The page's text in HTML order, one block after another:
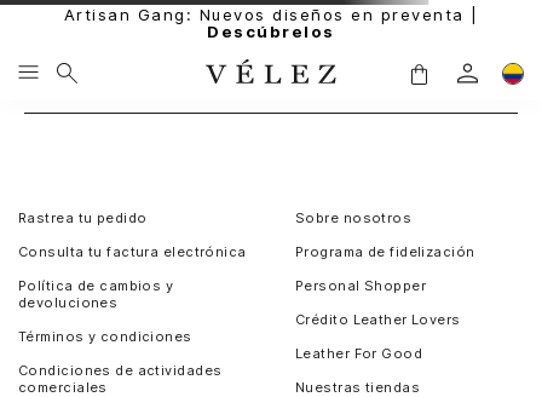
Artisan Gang: Nuevos diseños en preventa |
Descúbrelos
Rastrea tu pedido
Consulta tu factura electrónica
Política de cambios y
devoluciones
Términos y condiciones
Condiciones de actividades
comerciales
Sobre nosotros
Programa de fidelización
Personal Shopper
Crédito Leather Lovers
Leather For Good
Nuestras tiendas